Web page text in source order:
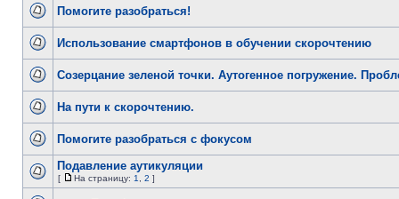
Помогите разобраться!
Использование смартфонов в обучении скорочтению
Созерцание зеленой точки. Аутогенное погружение.
На пути к скорочтению.
Помогите разобраться с фокусом
Подавление аутикуляции
[ На страницу: 1 2 ]